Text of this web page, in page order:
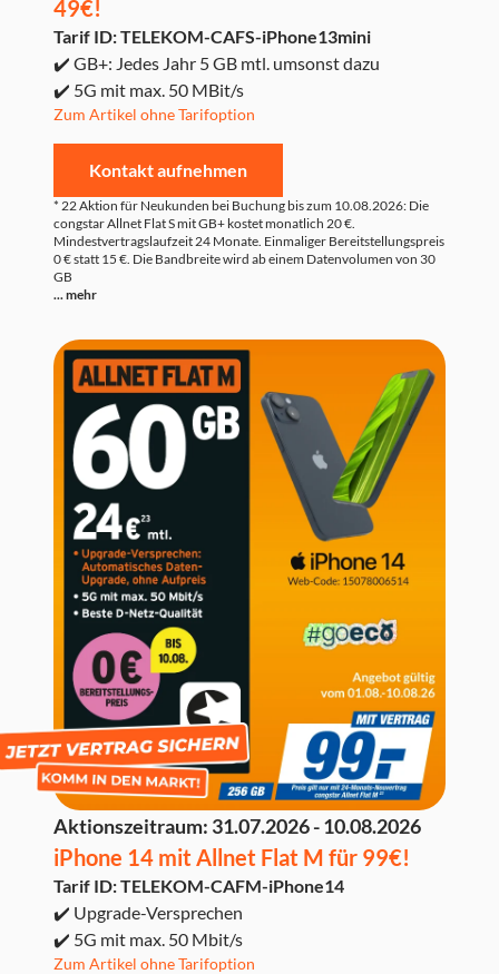
49€!
Tarif ID: TELEKOM-CAFS-iPhone13mini
✔️ GB+: Jedes Jahr 5 GB mtl. umsonst dazu
✔️ 5G mit max. 50 MBit/s
Zum Artikel ohne Tarifoption
Kontakt aufnehmen
* 22 Aktion für Neukunden bei Buchung bis zum 10.08.2026: Die
congstar Allnet Flat S mit GB+ kostet monatlich 20 €.
Mindestvertragslaufzeit 24 Monate. Einmaliger Bereitstellungspreis
0 € statt 15 €. Die Bandbreite wird ab einem Datenvolumen von 30
GB
... mehr
Aktionszeitraum: 31.07.2026 - 10.08.2026
iPhone 14 mit Allnet Flat M für 99€!
Tarif ID: TELEKOM-CAFM-iPhone14
✔️ Upgrade-Versprechen
✔️ 5G mit max. 50 Mbit/s
Zum Artikel ohne Tarifoption